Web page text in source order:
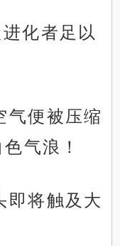
化者足以
气便被压缩
气浪！
即将触及大